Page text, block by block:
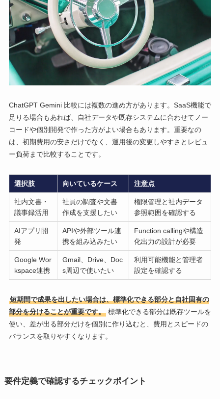
ChatGPT Gemini 比較には複数の進め方があります。SaaS機能で
足りる場合もあれば、自社データや既存システムに合わせてノー
コードや個別開発で作った方がよい場合もあります。重要なの
は、初期費用の安さだけでなく、運用後の変更しやすさとレビュ
ー負荷まで比較することです。
選択肢 向いているケース 注意点
社内文書・
議事録活用
社員の調査や文書
作成を支援したい
権限管理と社内データ
参照範囲を確認する
AIアプリ開
発
APIや外部ツール連
携を組み込みたい
Function callingや構造
化出力の設計が必要
Google Wor
kspace連携
Gmail、Drive、Doc
s周辺で使いたい
利用可能機能と管理者
設定を確認する
短期間で成果を出したい場合は、標準化できる部分と自社固有の
部分を分けることが重要です。標準化できる部分は既存ツールを
使い、差が出る部分だけを個別に作り込むと、費用とスピードの
バランスを取りやすくなります。
要件定義で確認するチェックポイント